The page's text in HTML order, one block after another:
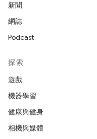
新聞
網誌
Podcast
探索
遊戲
機器學習
健康與健身
相機與媒體